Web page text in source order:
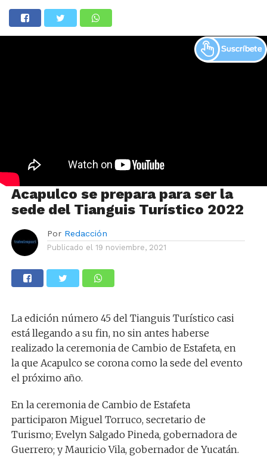
Acapulco se prepara para ser la
sede del Tianguis Turístico 2022
Por Redacción
Publicado el 19 noviembre, 2021
La edición número 45 del Tianguis Turístico casi
está llegando a su fin, no sin antes haberse
realizado la ceremonia de Cambio de Estafeta, en
la que Acapulco se corona como la sede del evento
el próximo año.
En la ceremonia de Cambio de Estafeta
participaron Miguel Torruco, secretario de
Turismo; Evelyn Salgado Pineda, gobernadora de
Guerrero; y Mauricio Vila, gobernador de Yucatán.